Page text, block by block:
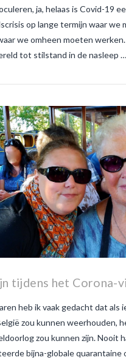
ja, helaas is Covid-19
op lange termijn waar we
we omheen moeten
tot stilstand in de nasleep …
tijdens het Corona-
heb ik vaak gedacht dat als
zou kunnen weerhouden,
zou kunnen zijn. Nooit
bijna-globale quarantaine